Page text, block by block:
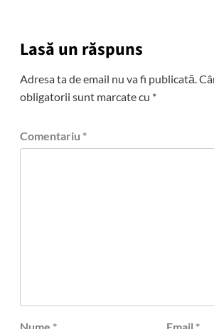
Lasă un răspuns
Adresa ta de email nu va fi publicată.
obligatorii sunt marcate cu *
Comentariu *